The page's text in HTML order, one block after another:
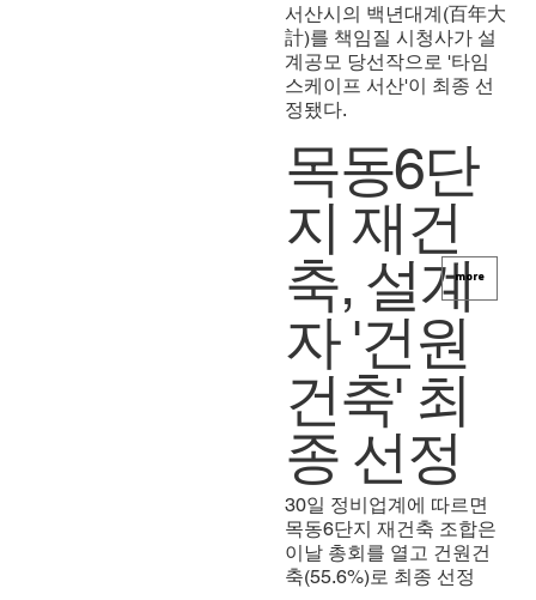
서산시의 백년대계(百年大
計)를 책임질 시청사가 설
계공모 당선작으로 '타임
스케이프 서산'이 최종 선
정됐다.
목동6단
지 재건
축, 설계
자 '건원
건축' 최
종 선정
30일 정비업계에 따르면
목동6단지 재건축 조합은
이날 총회를 열고 건원건
축(55.6%)로 최종 선정
more